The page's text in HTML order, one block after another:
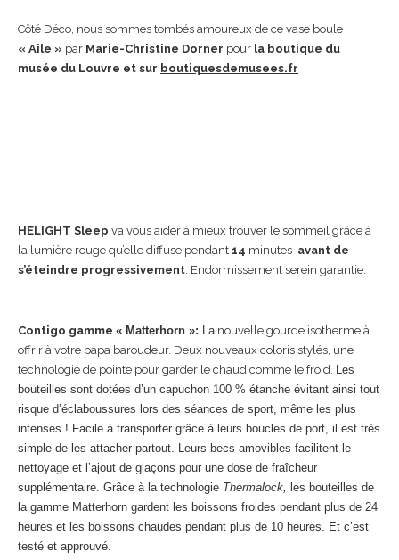
Côté Déco, nous sommes tombés amoureux de ce vase boule
« Aile » par Marie-Christine Dorner pour la boutique du
musée du Louvre et sur boutiquesdemusees.fr
HELIGHT Sleep va vous aider à mieux trouver le sommeil grâce à
la lumière rouge qu’elle diffuse pendant 14 minutes avant de
s’éteindre progressivement . Endormissement serein garantie.
Contigo gamme « Matterhorn »: La nouvelle gourde isotherme à
offrir à votre papa baroudeur. Deux nouveaux coloris stylés, une
technologie de pointe pour garder le chaud comme le froid. Les
bouteilles sont dotées d’un capuchon 100 % étanche évitant ainsi tout
risque d’éclaboussures lors des séances de sport, même les plus
intenses ! Facile à transporter grâce à leurs boucles de port, il est très
simple de les attacher partout. Leurs becs amovibles facilitent le
nettoyage et l’ajout de glaçons pour une dose de fraîcheur
supplémentaire. Grâce à la technologie Thermalock, les bouteilles de
la gamme Matterhorn gardent les boissons froides pendant plus de 24
heures et les boissons chaudes pendant plus de 10 heures. Et c’est
testé et approuvé.